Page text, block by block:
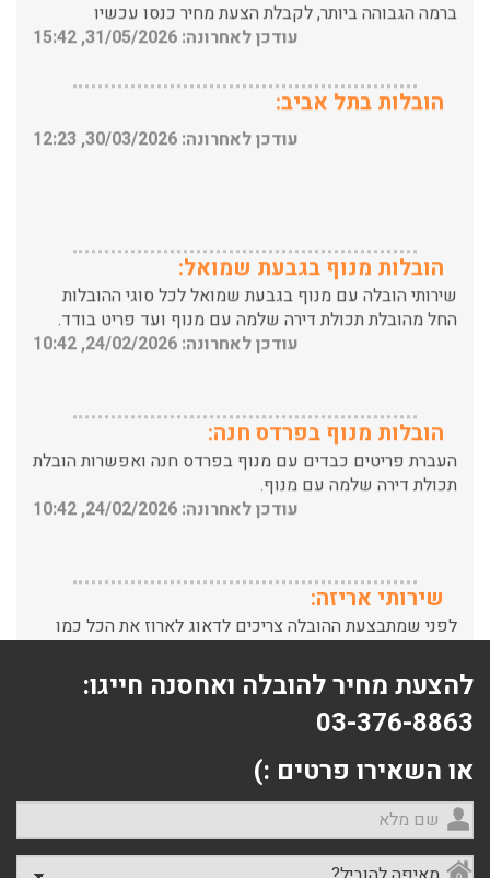
הובלות בתל אביב:
עודכן לאחרונה: 30/03/2026, 12:23
שירותי הובלה עם מנוף בגבעת שמואל לכל סוגי ההובלות
החל מהובלת תכולת דירה שלמה עם מנוף ועד פריט בודד.
עודכן לאחרונה: 24/02/2026, 10:42
העברת פריטים כבדים עם מנוף בפרדס חנה ואפשרות הובלת
תכולת דירה שלמה עם מנוף.
עודכן לאחרונה: 24/02/2026, 10:42
לפני שמתבצעת ההובלה צריכים לדאוג לארוז את הכל כמו
שצריך! פורטל המובילים בישראל מציע לכם שירותי אריזה
ברמה הגבוהה ביותר, לקבלת הצעת מחיר כנסו עכשיו
עודכן לאחרונה: 31/05/2026, 15:42
הובלות בתל אביב:
להצעת מחיר להובלה ואחסנה חייגו:
03-376-8863
או השאירו פרטים :)
שם מלא
מאיפה להוביל?